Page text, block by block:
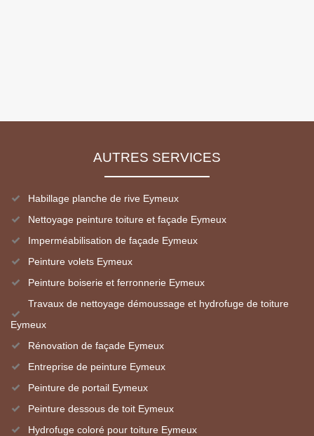
AUTRES SERVICES
Habillage planche de rive Eymeux
Nettoyage peinture toiture et façade Eymeux
Imperméabilisation de façade Eymeux
Peinture volets Eymeux
Peinture boiserie et ferronnerie Eymeux
Travaux de nettoyage démoussage et hydrofuge de toiture
Eymeux
Rénovation de façade Eymeux
Entreprise de peinture Eymeux
Peinture de portail Eymeux
Peinture dessous de toit Eymeux
Hydrofuge coloré pour toiture Eymeux